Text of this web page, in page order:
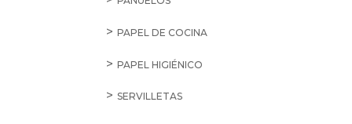
PAPEL DE COCINA
PAPEL HIGIÉNICO
SERVILLETAS